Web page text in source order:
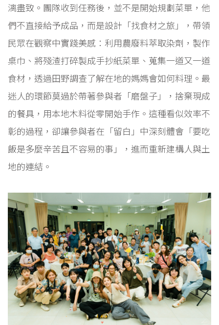
漓盡致。團隊收到任務後，並不是開始規劃菜單，他
們不直接給予成品，而是設計「找食材之旅」，帶領
民眾在觀察中實踐美感：利用農廢料萃取染劑，製作
桌巾、將殘渣打碎製成手抄紙菜單、蒐集一道又一道
食材，透過田野調查了解在地的媽媽會如何料理。最
迷人的環節莫過於帶著參與者「磨盤子」，捨棄現成
的餐具，用本地木料從零開始手作。這種看似效率不
彰的過程，卻讓參與者在「留白」中深刻體會「要吃
飯是多麼辛苦且不容易的事」，進而重新建構人與土
地的連結。